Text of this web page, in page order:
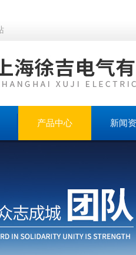
产品中心 新闻